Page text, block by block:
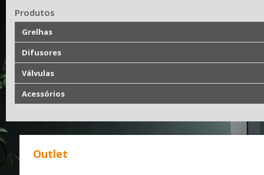
Produtos
Grelhas
Difusores
Válvulas
Acessórios
Outlet